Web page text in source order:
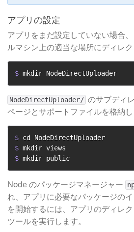
アプリの設定
アプリをまだ設定していない場合
ルマシン上の適当な場所にディレク
$ mkdir NodeDirectUploader
NodeDirectUploader/
のサブディ
ページとサポートファイルを格納し
$ cd NodeDirectUploader
$ mkdir views
$ mkdir public
Node のパッケージマネージャー
れ、アプリに必要なパッケージの
を開始するには、アプリのディレ
ツールを実行します。